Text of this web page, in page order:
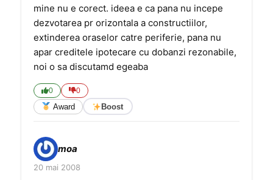
mine nu e corect. ideea e ca pana nu incepe
dezvotarea pr orizontala a constructiilor,
extinderea oraselor catre periferie, pana nu
apar creditele ipotecare cu dobanzi rezonabile,
noi o sa discutamd egeaba
0 0
Award Boost
moa
20 mai 2008